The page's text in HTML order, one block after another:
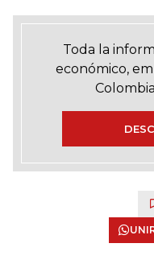
Toda la
económico,